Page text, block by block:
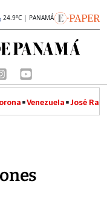
24.9°C | PANAMÁ
Venezuela José